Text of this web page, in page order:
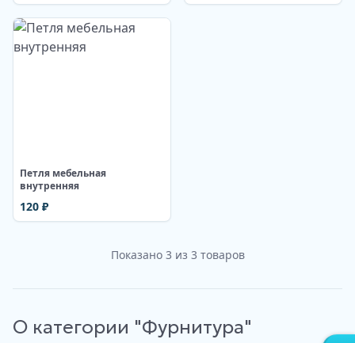
Петля мебельная
внутренняя
120 ₽
Показано 3 из 3 товаров
О категории "Фурнитура"